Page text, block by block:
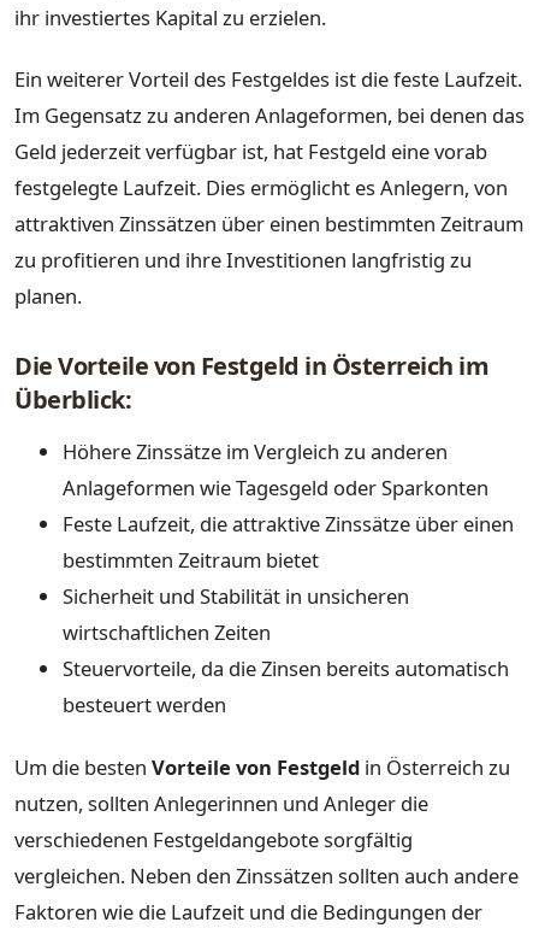
ihr investiertes Kapital zu erzielen.
Ein weiterer Vorteil des Festgeldes ist die feste Laufzeit.
Im Gegensatz zu anderen Anlageformen, bei denen das
Geld jederzeit verfügbar ist, hat Festgeld eine vorab
festgelegte Laufzeit. Dies ermöglicht es Anlegern, von
attraktiven Zinssätzen über einen bestimmten Zeitraum
zu profitieren und ihre Investitionen langfristig zu
planen.
Die Vorteile von Festgeld in Österreich im
Überblick:
Höhere Zinssätze im Vergleich zu anderen
Anlageformen wie Tagesgeld oder Sparkonten
Feste Laufzeit, die attraktive Zinssätze über einen
bestimmten Zeitraum bietet
Sicherheit und Stabilität in unsicheren
wirtschaftlichen Zeiten
Steuervorteile, da die Zinsen bereits automatisch
besteuert werden
Um die besten Vorteile von Festgeld in Österreich zu
nutzen, sollten Anlegerinnen und Anleger die
verschiedenen Festgeldangebote sorgfältig
vergleichen. Neben den Zinssätzen sollten auch andere
Faktoren wie die Laufzeit und die Bedingungen der